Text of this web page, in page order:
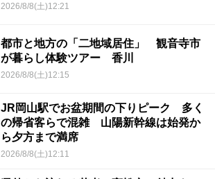
2026/8/8(土)12:21
都市と地方の「二地域居住」 観音寺市
が暮らし体験ツアー 香川
2026/8/8(土)12:15
JR岡山駅でお盆期間の下りピーク 多く
の帰省客らで混雑 山陽新幹線は始発か
ら夕方まで満席
2026/8/8(土)12:11